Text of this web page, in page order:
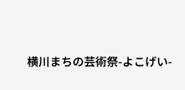
横川まちの芸術祭-よこげい-